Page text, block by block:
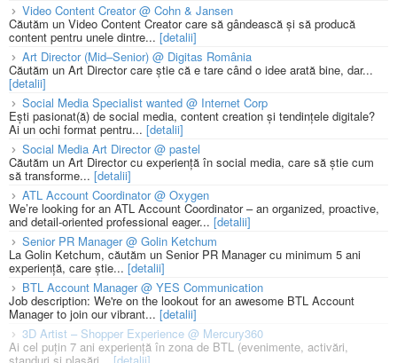
Video Content Creator @ Cohn & Jansen
Căutăm un Video Content Creator care să gândească și să producă
content pentru unele dintre... [detalii]
Art Director (Mid–Senior) @ Digitas România
Căutăm un Art Director care știe că e tare când o idee arată bine, dar...
[detalii]
Social Media Specialist wanted @ Internet Corp
Ești pasionat(ă) de social media, content creation și tendințele digitale?
Ai un ochi format pentru... [detalii]
Social Media Art Director @ pastel
Căutăm un Art Director cu experiență în social media, care să știe cum
să transforme... [detalii]
ATL Account Coordinator @ Oxygen
We’re looking for an ATL Account Coordinator – an organized, proactive,
and detail-oriented professional eager... [detalii]
Senior PR Manager @ Golin Ketchum
La Golin Ketchum, căutăm un Senior PR Manager cu minimum 5 ani
experiență, care știe... [detalii]
BTL Account Manager @ YES Communication
Job description: We're on the lookout for an awesome BTL Account
Manager to join our vibrant... [detalii]
3D Artist – Shopper Experience @ Mercury360
Ai cel puțin 7 ani experiență în zona de BTL (evenimente, activări,